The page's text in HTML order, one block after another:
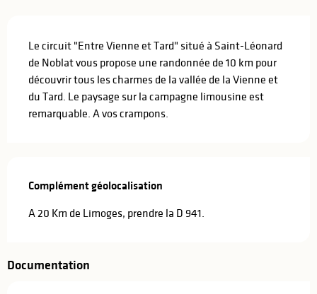
Le circuit "Entre Vienne et Tard" situé à Saint-Léonard
de Noblat vous propose une randonnée de 10 km pour
découvrir tous les charmes de la vallée de la Vienne et
du Tard. Le paysage sur la campagne limousine est
remarquable. A vos crampons.
Complément géolocalisation
Complément géolocalisation
A 20 Km de Limoges, prendre la D 941.
Documentation